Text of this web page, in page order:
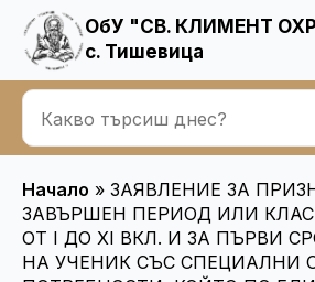
ОбУ "СВ. КЛИМЕНТ
с. Тишевица
Начало » ЗАЯВЛЕНИЕ ЗА
ЗАВЪРШЕН ПЕРИОД ИЛИ КЛАС
ОТ I ДО XI ВКЛ. И ЗА ПЪРВИ
НА УЧЕНИК СЪС СПЕЦИАЛНИ